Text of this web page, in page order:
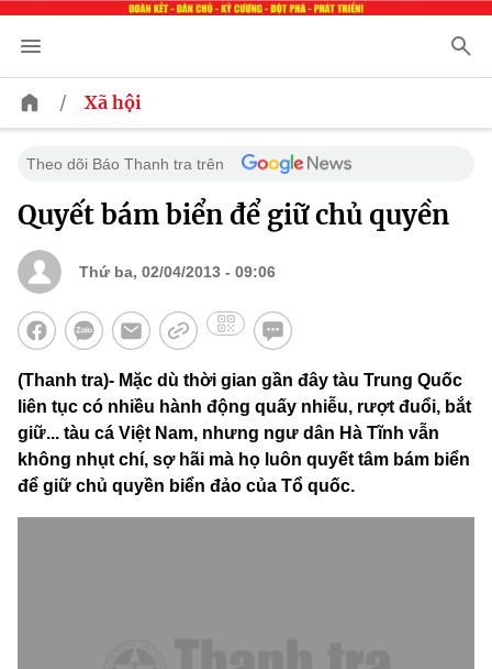
/ Xã hội
Theo dõi Báo Thanh tra trên
Quyết bám biển để giữ chủ quyền
Thứ ba, 02/04/2013 - 09:06
(Thanh tra)- Mặc dù thời gian gần đây tàu Trung Quốc
liên tục có nhiều hành động quấy nhiễu, rượt đuổi, bắt
giữ... tàu cá Việt Nam, nhưng ngư dân Hà Tĩnh vẫn
không nhụt chí, sợ hãi mà họ luôn quyết tâm bám biển
để giữ chủ quyền biển đảo của Tổ quốc.